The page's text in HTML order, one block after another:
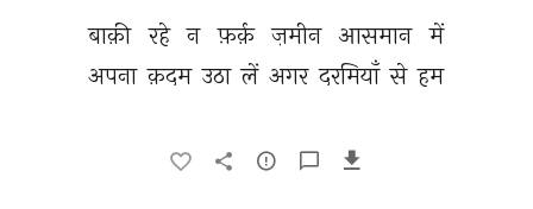
बाक़ी रहे न फ़र्क़ ज़मीन आसमान में
अपना क़दम उठा लें अगर दरमियाँ से हम